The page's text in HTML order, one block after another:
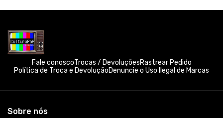
Fale conoscoTrocas / DevoluçõesRastrear Pedido
Política de Troca e DevoluçãoDenuncie o Uso Ilegal de Marcas
Sobre nós